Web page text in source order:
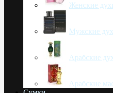
Женские
Мужские
Арабские
Арабские